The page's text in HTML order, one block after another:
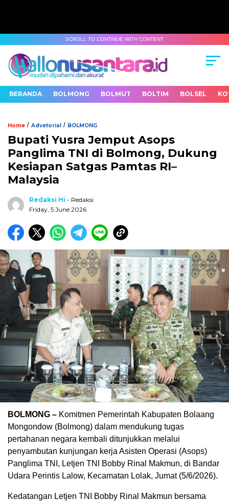
SCROLL TO CONTINUE WITH CONTENT
BERANDA BOLMONG BOLMUT BOLTIM BOLSEL
Home / Advetorial / BOLMONG
Bupati Yusra Jemput Asops
Panglima TNI di Bolmong, Dukung
Kesiapan Satgas Pamtas RI–
Malaysia
Redaksi Hi - Redaksi
Friday, 5 June 2026
BOLMONG – Komitmen Pemerintah Kabupaten Bolaang
Mongondow (Bolmong) dalam mendukung tugas
pertahanan negara kembali ditunjukkan melalui
penyambutan kunjungan kerja Asisten Operasi (Asops)
Panglima TNI, Letjen TNI Bobby Rinal Makmun, di Bandar
Udara Perintis Lalow, Kecamatan Lolak, Jumat (5/6/2026).
Kedatangan Letjen TNI Bobby Rinal Makmun bersama